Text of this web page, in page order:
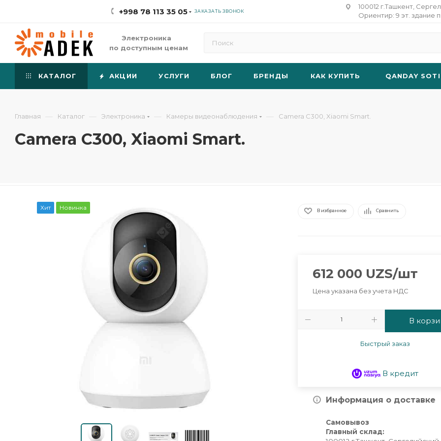
+998 78 113 35 05 ЗАКАЗАТЬ ЗВОНОК
100012 г.Ташкент,
Ориентир: 9 эт. здание
Электроника
по доступным ценам
КАТАЛОГ АКЦИИ УСЛУГИ БЛОГ БРЕНДЫ КАК КУПИТЬ QANDAY
Главная — Каталог — Электроника — Камеры видеонаблюдения — Camera C300, Xiaomi Smart.
Camera C300, Xiaomi Smart.
Хит Новинка В избранное Сравнить
612 000 UZS/шт
Цена указана без учета НДС
В
Быстрый заказ
В кредит
Информация о доставке
Самовывоз
Главный склад: